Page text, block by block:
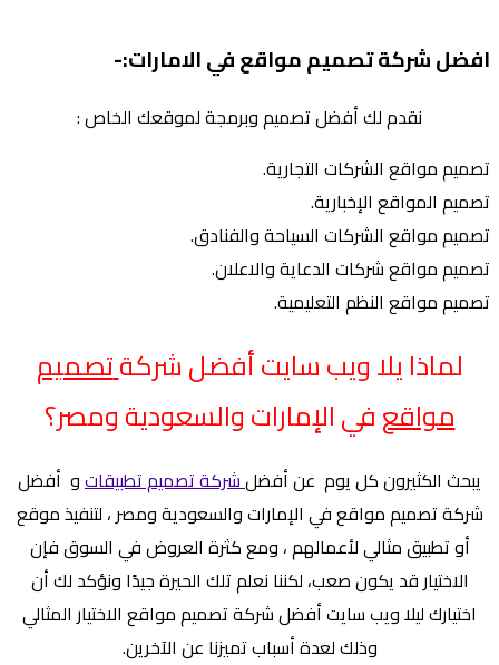
افضل شركة تصميم مواقع في الامارات:-
نقدم لك أفضل تصميم وبرمجة لموقعك الخاص :
تصميم مواقع الشركات التجارية.
تصميم المواقع الإخبارية.
تصميم مواقع الشركات السياحة والفنادق.
تصميم مواقع شركات الدعاية والاعلان.
تصميم مواقع النظم التعليمية.
لماذا يلا ويب سايت أفضل شركةتصميم
مواقعفي الإمارات والسعودية ومصر؟
يبحث الكثيرون كل يوم عن أفضلشركة تصميم تطبيقاتو أفضل
شركة تصميم مواقع في الإمارات والسعودية ومصر ، لتنفيذ موقع
أو تطبيق مثالي لأعمالهم ، ومع كثرة العروض في السوق فإن
الاختيار قد يكون صعب، لكننا نعلم تلك الحيرة جيدًا ونؤكد لك أن
اختيارك ليلا ويب سايتأفضل شركة تصميم مواقع الاختيار المثالي
وذلك لعدة أسباب تميزنا عن الآخرين.